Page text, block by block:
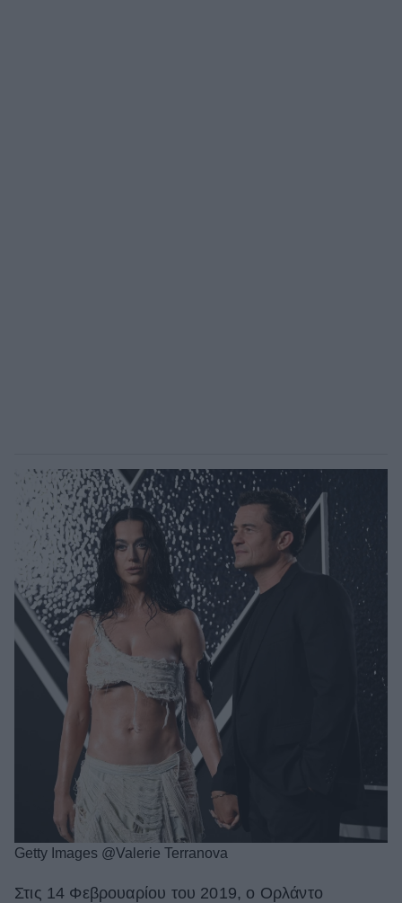
Getty Images @Valerie Terranova
Στις 14 Φεβρουαρίου του 2019, ο Ορλάντο